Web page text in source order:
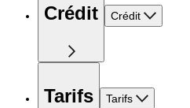
Crédit Crédit
Tarifs Tarifs